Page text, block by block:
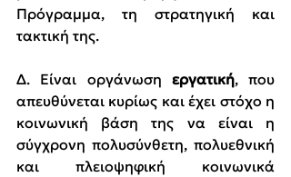
Πρόγραμμα, τη στρατηγική και
τακτική της.
Δ. Είναι οργάνωση εργατική, που
απευθύνεται κυρίως και έχει στόχο η
κοινωνική βάση της να είναι η
σύγχρονη πολυσύνθετη, πολυεθνική
και πλειοψηφική κοινωνικά